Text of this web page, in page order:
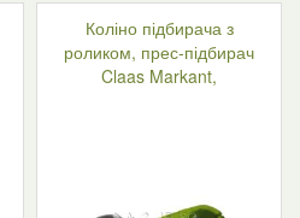
Коліно підбирача з
роликом, прес-підбирач
Claas Markant,